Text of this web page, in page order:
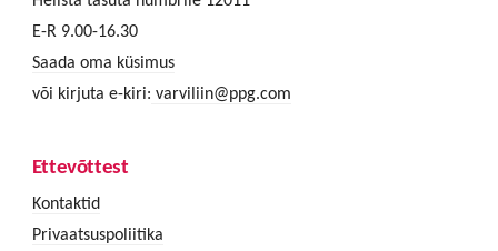
E-R 9.00-16.30
Saada oma küsimus
või kirjuta e-kiri: varviliin@ppg.com
Ettevõttest
Kontaktid
Privaatsuspoliitika